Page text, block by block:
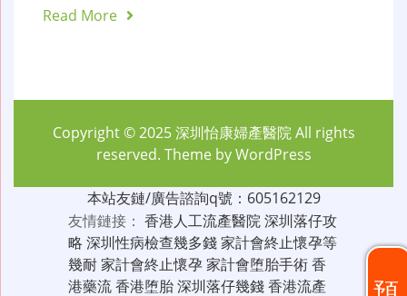
Read More
Copyright © 2025深圳怡康婦產醫院All rights
reserved. Theme byWordPress
本站友鏈/廣告諮詢q號：605162129
友情鏈接： 香港人工流產醫院深圳落仔攻
略 深圳性病檢查幾多錢家計會終止懷孕等
幾耐家計會終止懷孕家計會堕胎手術香
港藥流香港堕胎深圳落仔幾錢香港流產